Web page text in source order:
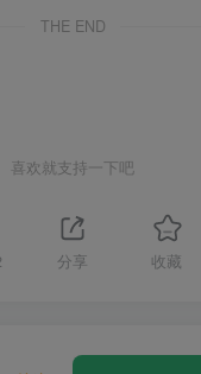
THE END
喜欢就支持一下吧
分享 收藏